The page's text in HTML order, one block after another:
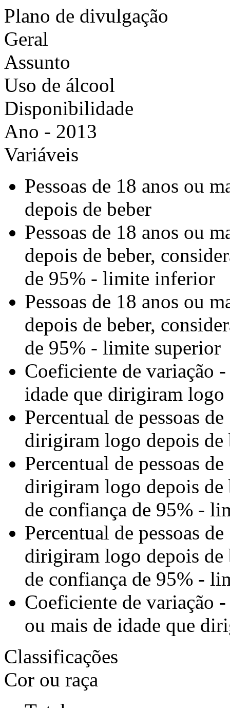
Plano de divulgação
Geral
Assunto
Uso de álcool
Disponibilidade
Ano - 2013
Variáveis
Pessoas de 18 anos ou
depois de beber
Pessoas de 18 anos ou
depois de beber,
de 95% - limite inferior
Pessoas de 18 anos ou
depois de beber,
de 95% - limite superior
Coeficiente de variação -
idade que dirigiram logo
Percentual de pessoas
dirigiram logo depois de
Percentual de pessoas
dirigiram logo depois de
de confiança de 95% -
Percentual de pessoas
dirigiram logo depois de
de confiança de 95% -
Coeficiente de variação -
ou mais de idade que
Classificações
Cor ou raça